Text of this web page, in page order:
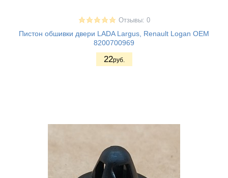
Отзывы: 0
Пистон обшивки двери LADA Largus, Renault Logan OEM
8200700969
22руб.